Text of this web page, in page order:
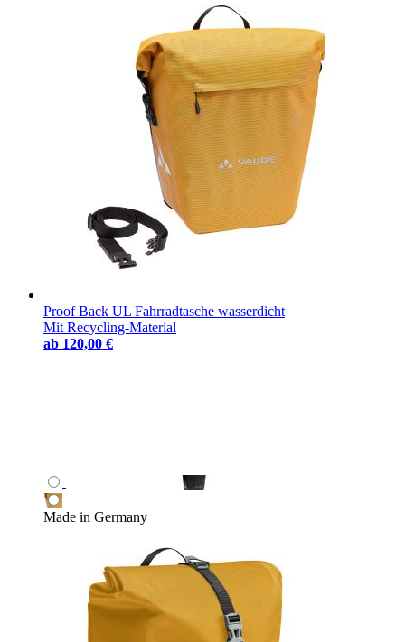
Proof Back UL Fahrradtasche wasserdicht
Mit Recycling-Material
ab 120,00 €
Made in Germany